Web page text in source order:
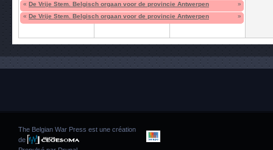
« De Vrije Stem. Belgisch orgaan voor de provincie Antwerpen
»
« De Vrije Stem. Belgisch orgaan voor de provincie Antwerpen »
The Belgian War Press est une création
de